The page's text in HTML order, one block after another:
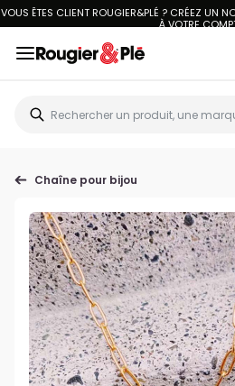
VOUS ÊTES CLIENT ROUGIER&PLÉ ? CRÉEZ UN
ÀVOTRE
Chaîne pour bijou